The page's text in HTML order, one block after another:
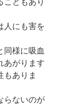
人にも害を
同様に吸血
あがります
もありま
らないのが